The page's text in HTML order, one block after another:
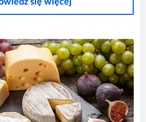
się więcej